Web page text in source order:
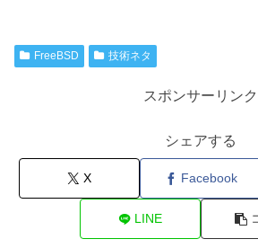
FreeBSD 技術ネタ
スポンサーリンク
シェアする
X Facebook
LINE